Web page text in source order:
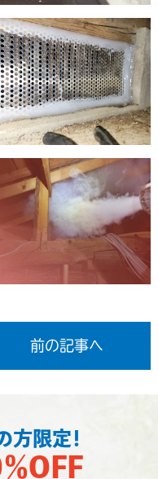
前の記事へ
方限定！
OFF